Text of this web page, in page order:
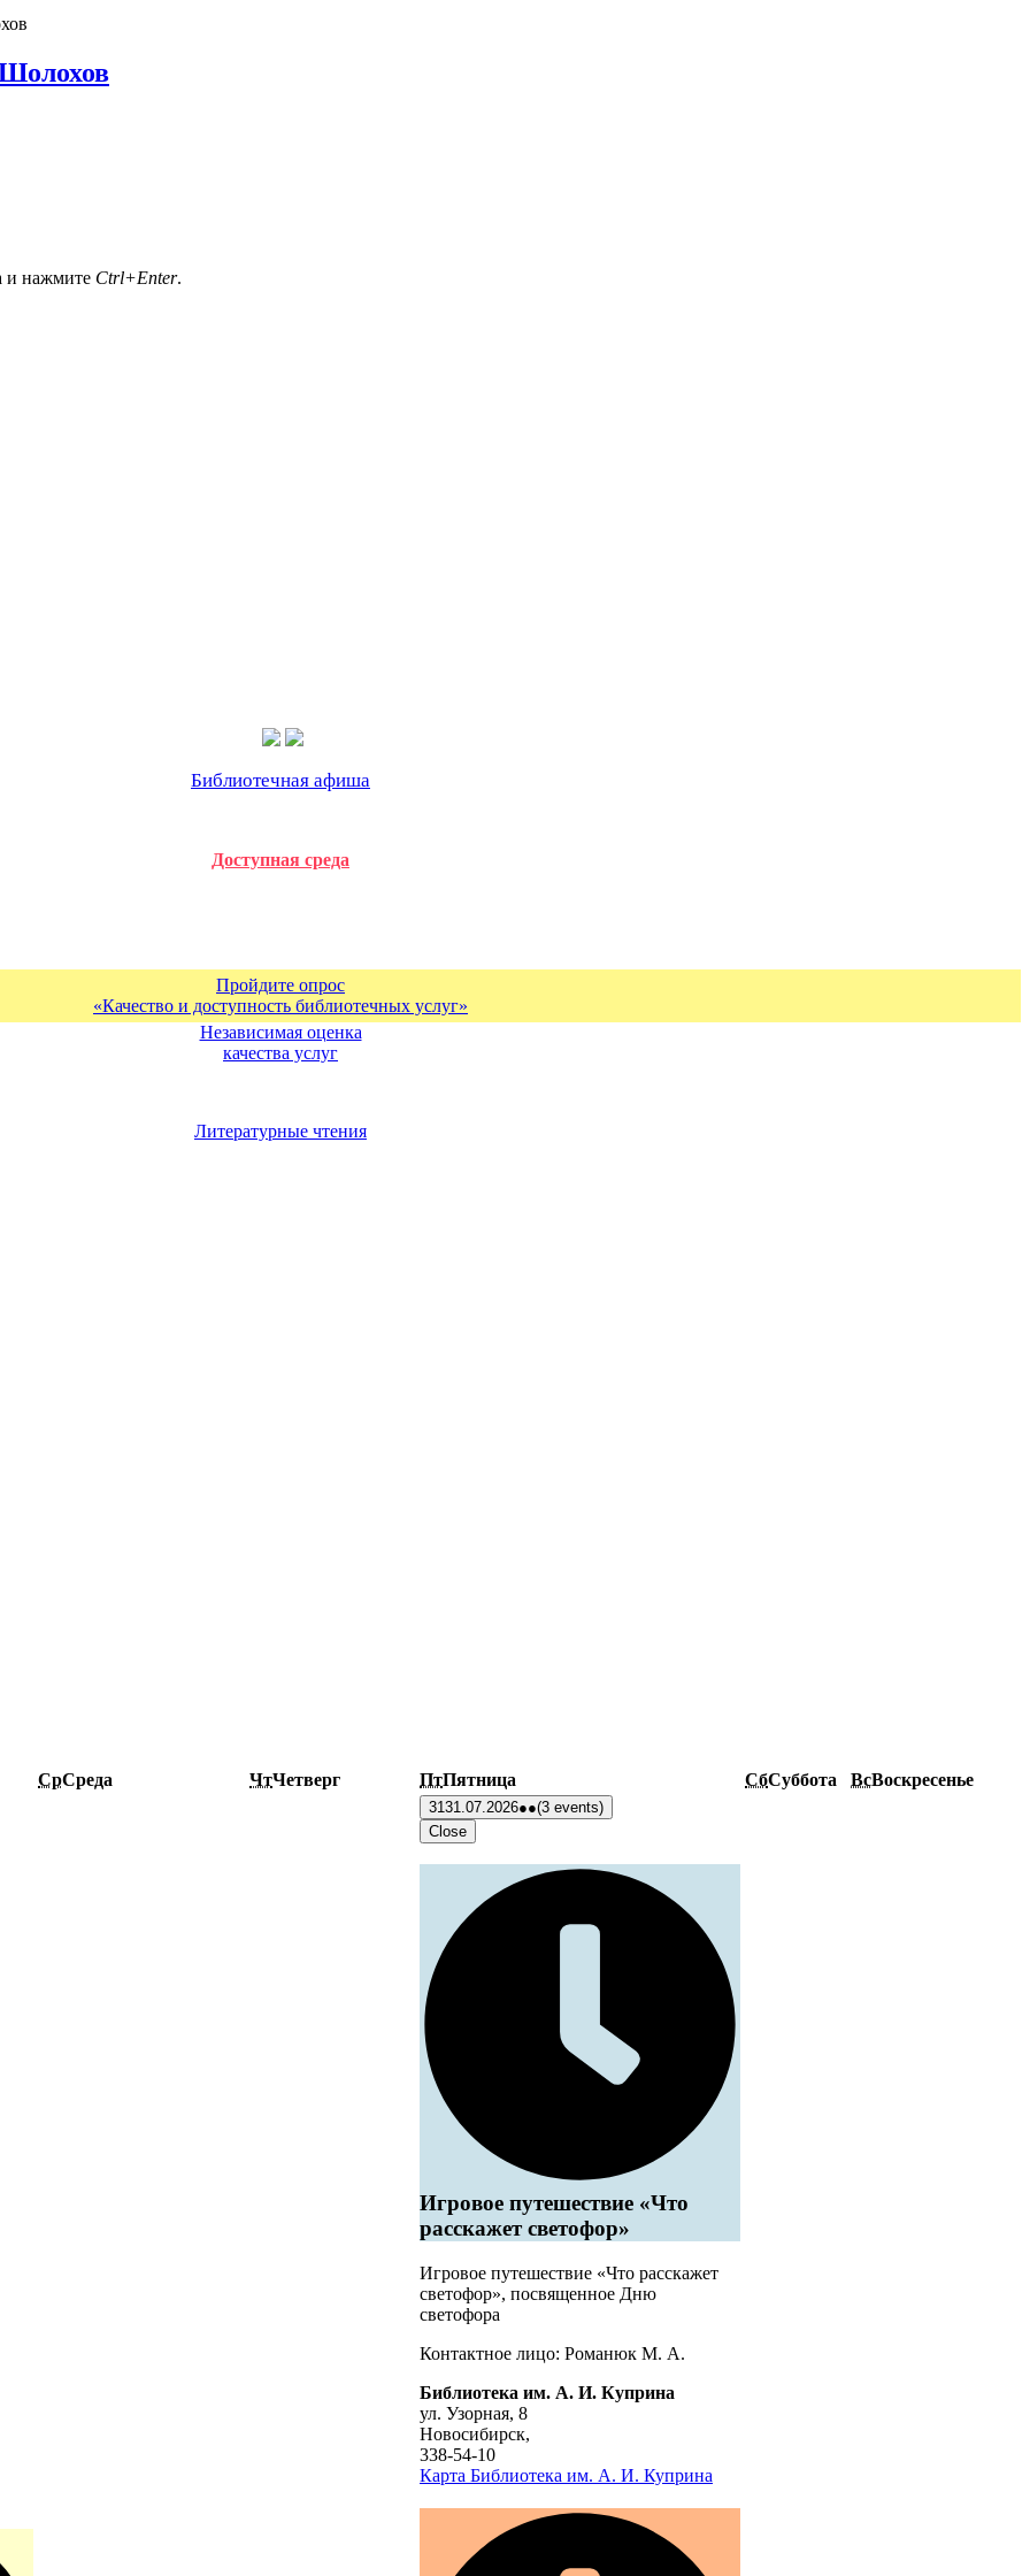
и нажмите Ctrl+Enter.
Библиотечная афиша
Доступная среда
Пройдите опрос
«Качество и доступность библиотечных услуг»
Независимая оценка
качества услуг
Литературные чтения
СрСреда ЧтЧетверг ПтПятница СбСуббота ВсВоскресенье
3131.07.2026●●(3 events)
Close
Игровое путешествие «Что
расскажет светофор»
Игровое путешествие «Что расскажет
светофор», посвященное Дню
светофора
Контактное лицо: Романюк М. А.
Библиотека им. А. И. Куприна
ул. Узорная, 8
Новосибирск,
338-54-10
Карта Библиотека им. А. И. Куприна